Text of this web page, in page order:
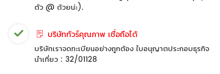
ตัว @ ด้วยน่ะ).
บริษัททัวร์คุณภาพ เชื่อถือได้
บริษัทเราจดทะเบียนอย่างถูกต้อง ใบอนุญาตประกอบธุรกิจ
นำเที่ยว : 32/01128